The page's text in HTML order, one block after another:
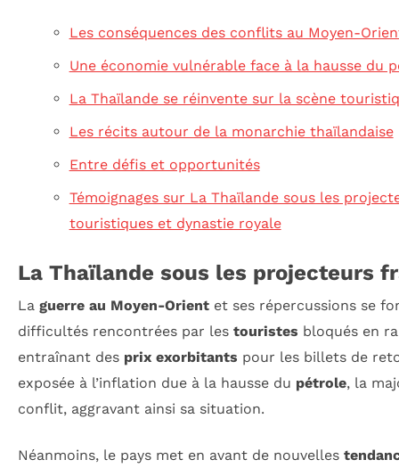
Les conséquences des conflits au Moyen-
Une économie vulnérable face à la hausse du
La Thaïlande se réinvente sur la scène
Les récits autour de la monarchie thaïlandaise
Entre défis et opportunités
Témoignages sur La Thaïlande sous les
touristiques et dynastie royale
La Thaïlande sous les projecteurs
La guerre au Moyen-Orient et ses répercussions se
difficultés rencontrées par les touristes bloqués en
entraînant des prix exorbitants pour les billets de
exposée à l’inflation due à la hausse du pétrole, la
conflit, aggravant ainsi sa situation.
Néanmoins, le pays met en avant de nouvelles